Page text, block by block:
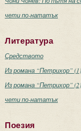
чети по-нататък
Литература
Средството
Из романа “Петрихор” (1)
Из романа “Петрихор” (2)
чети по-нататък
Поезия